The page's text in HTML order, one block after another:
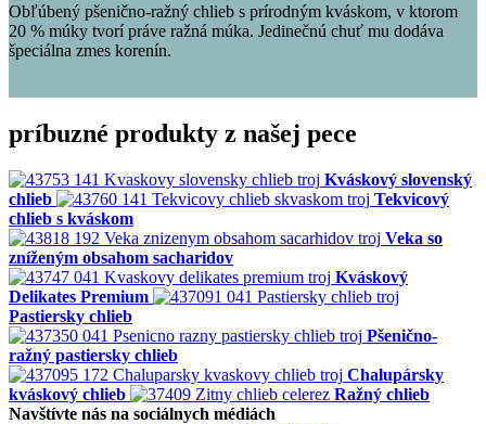
Obľúbený pšenično-ražný chlieb s prírodným kváskom, v ktorom
20 % múky tvorí práve ražná múka. Jedinečnú chuť mu dodáva
špeciálna zmes korenín.
príbuzné produkty z našej pece
Kváskový slovenský
chlieb
Tekvicový
chlieb s kváskom
Veka so
zníženým obsahom sacharidov
Kváskový
Delikates Premium
Pastiersky chlieb
Pšenično-
ražný pastiersky chlieb
Chalupársky
kváskový chlieb
Ražný chlieb
Navštívte nás na sociálnych médiách